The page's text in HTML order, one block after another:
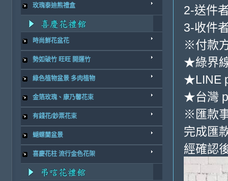
玫瑰泰迪熊禮盒
時尚鮮花盆花
勢如破竹 旺旺 開運竹
綠色植物盆景 多肉植物
金箔玫瑰、康乃馨花束
有錢花/鈔票花束
蝴蝶蘭盆景
喜慶花柱 流行金色花架
2-送件
3-收件
※付款
★綠界
★LINE
★台灣
※匯款
完成匯
經確認